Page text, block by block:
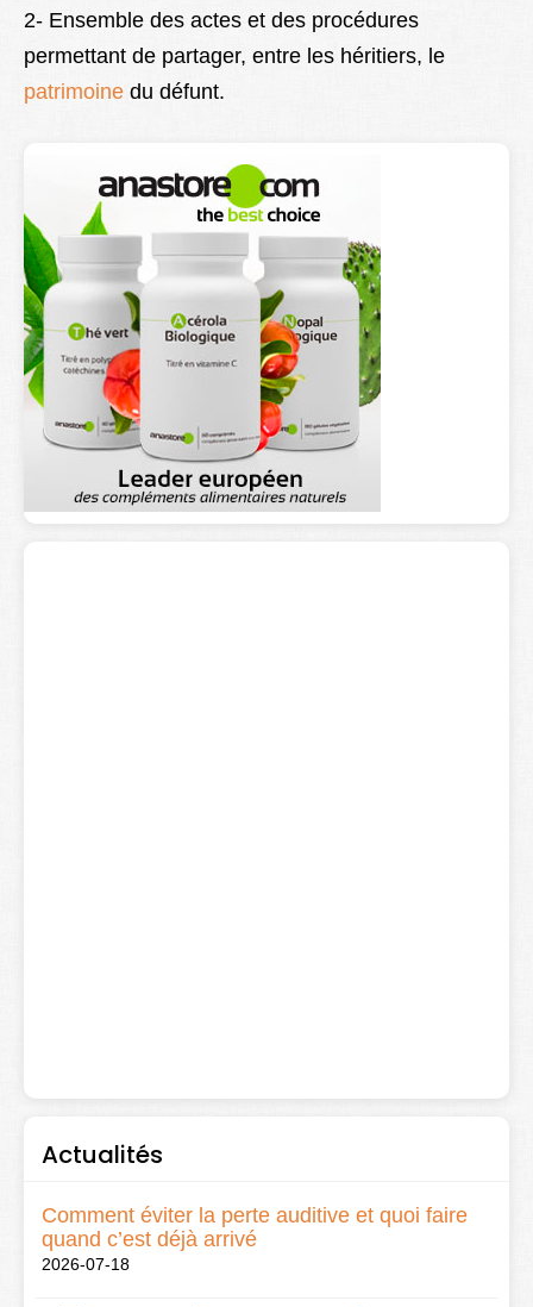
Better Health
2- Ensemble des actes et des procédures
permettant de partager, entre les héritiers, le
patrimoine du défunt.
Actualités
Comment éviter la perte auditive et quoi faire
quand c’est déjà arrivé
2026-07-18